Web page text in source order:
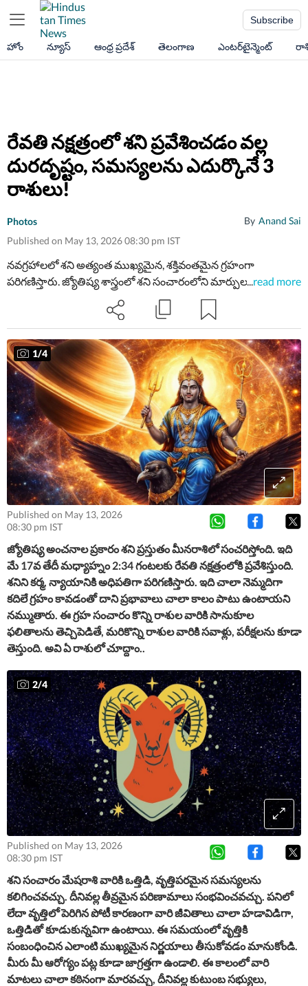
Subscribe
హోం న్యూస్ ఆంధ్ర ప్రదేశ్ తెలంగాణ ఎంటర్‌టైన్మెంట్
రేవతి నక్షత్రంలో శని ప్రవేశించడం వల్ల
దురదృష్టం, సమస్యలను ఎదుర్కొనే 3
రాశులు!
Photos By Anand Sai
Published on May 13, 2026 08:30 pm IST
నవగ్రహాలలో శని అత్యంత ముఖ్యమైన, శక్తివంతమైన గ్రహంగా
పరిగణిస్తారు. జ్యోతిష్య శాస్త్రంలో శని సంచారంలోని మార్పులు చాలా
ముఖ్యమైనవిగా భావిస్తారు. శని మే 17న రేవతి నక్షత్రంలోకి
ప్రవేశించబోతోంది. ఈ గ్రహ సంచారం శని జయంతి మరుసటి రోజు
జరుగుతుంది.
...read more
1/4
Published on May 13, 2026
08:30 pm IST
జ్యోతిష్య అంచనాల ప్రకారం శని ప్రస్తుతం మీనరాశిలో సంచరిస్తోంది. ఇది
మే 17వ తేదీ మధ్యాహ్నం 2:34 గంటలకు రేవతి నక్షత్రంలోకి ప్రవేశిస్తుంది.
శనిని కర్మ, న్యాయానికి అధిపతిగా పరిగణిస్తారు. ఇది చాలా నెమ్మదిగా
కదిలే గ్రహం కావడంతో దాని ప్రభావాలు చాలా కాలం పాటు ఉంటాయని
నమ్ముతారు. ఈ గ్రహ సంచారం కొన్ని రాశుల వారికి సానుకూల
ఫలితాలను తెచ్చిపెడితే, మరికొన్ని రాశుల వారికి సవాళ్లు, పరీక్షలను కూడా
తెస్తుంది. అవి ఏ రాశులో చూద్దాం..
2/4
Published on May 13, 2026
08:30 pm IST
శని సంచారం మేషరాశి వారికి ఒత్తిడి, వృత్తిపరమైన సమస్యలను
కలిగించవచ్చు. దీనివల్ల తీవ్రమైన పరిణామాలు సంభవించవచ్చు. పనిలో
లేదా వృత్తిలో పెరిగిన పోటీ కారణంగా వారి జీవితాలు చాలా హడావిడిగా,
ఒత్తిడితో కూడుకున్నవిగా ఉంటాయి. ఈ సమయంలో వృత్తికి
సంబంధించిన ఎలాంటి ముఖ్యమైన నిర్ణయాలు తీసుకోవడం మానుకోండి.
మీరు మీ ఆరోగ్యం పట్ల కూడా జాగ్రత్తగా ఉండాలి. ఈ కాలంలో వారి
మాటలు చాలా కఠినంగా మారవచ్చు, దీనివల్ల కుటుంబ సభ్యులు,